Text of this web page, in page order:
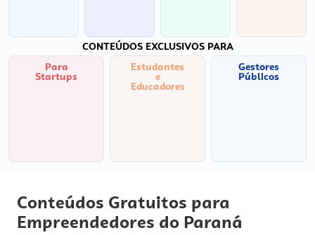
CONTEÚDOS EXCLUSIVOS PARA
Para
Startups
Estudantes
e
Educadores
Gestores
Públicos
Conteúdos Gratuitos para
Empreendedores do Paraná